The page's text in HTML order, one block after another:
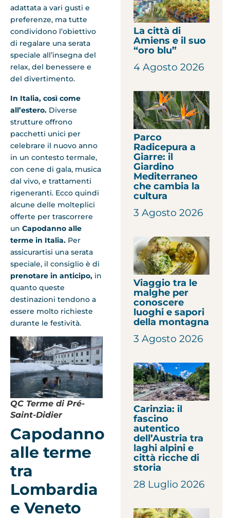
adattata a vari gusti e
preferenze, ma tutte
condividono l’obiettivo
di regalare una serata
speciale all’insegna del
relax, del benessere e
del divertimento.
In Italia, così come
all’estero. Diverse
strutture offrono
pacchetti unici per
celebrare il nuovo anno
in un contesto termale,
con cene di gala, musica
dal vivo, e trattamenti
rigeneranti. Ecco quindi
alcune delle molteplici
offerte per trascorrere
un Capodanno alle
terme in Italia. Per
assicurartisi una serata
speciale, il consiglio è di
prenotare in anticipo, in
quanto queste
destinazioni tendono a
essere molto richieste
durante le festività.
QC Terme di Pré-
Saint-Didier
Capodanno
alle terme
tra
Lombardia
e Veneto
La città di
Amiens e il suo
“oro blu”
4 Agosto 2026
Parco
Radicepura a
Giarre: il
Giardino
Mediterraneo
che cambia la
cultura
3 Agosto 2026
Viaggio tra le
malghe per
conoscere
luoghi e sapori
della montagna
3 Agosto 2026
Carinzia: il
fascino
autentico
dell’Austria tra
laghi alpini e
città ricche di
storia
28 Luglio 2026